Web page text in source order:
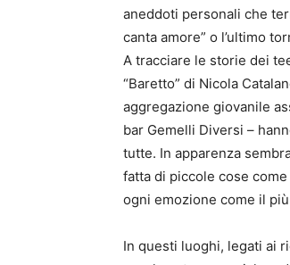
aneddoti personali che
canta amore” o l’ultimo
A tracciare le storie dei
“Baretto” di Nicola
aggregazione giovanile
bar Gemelli Diversi –
tutte. In apparenza
fatta di piccole cose
ogni emozione come il
In questi luoghi, legati ai